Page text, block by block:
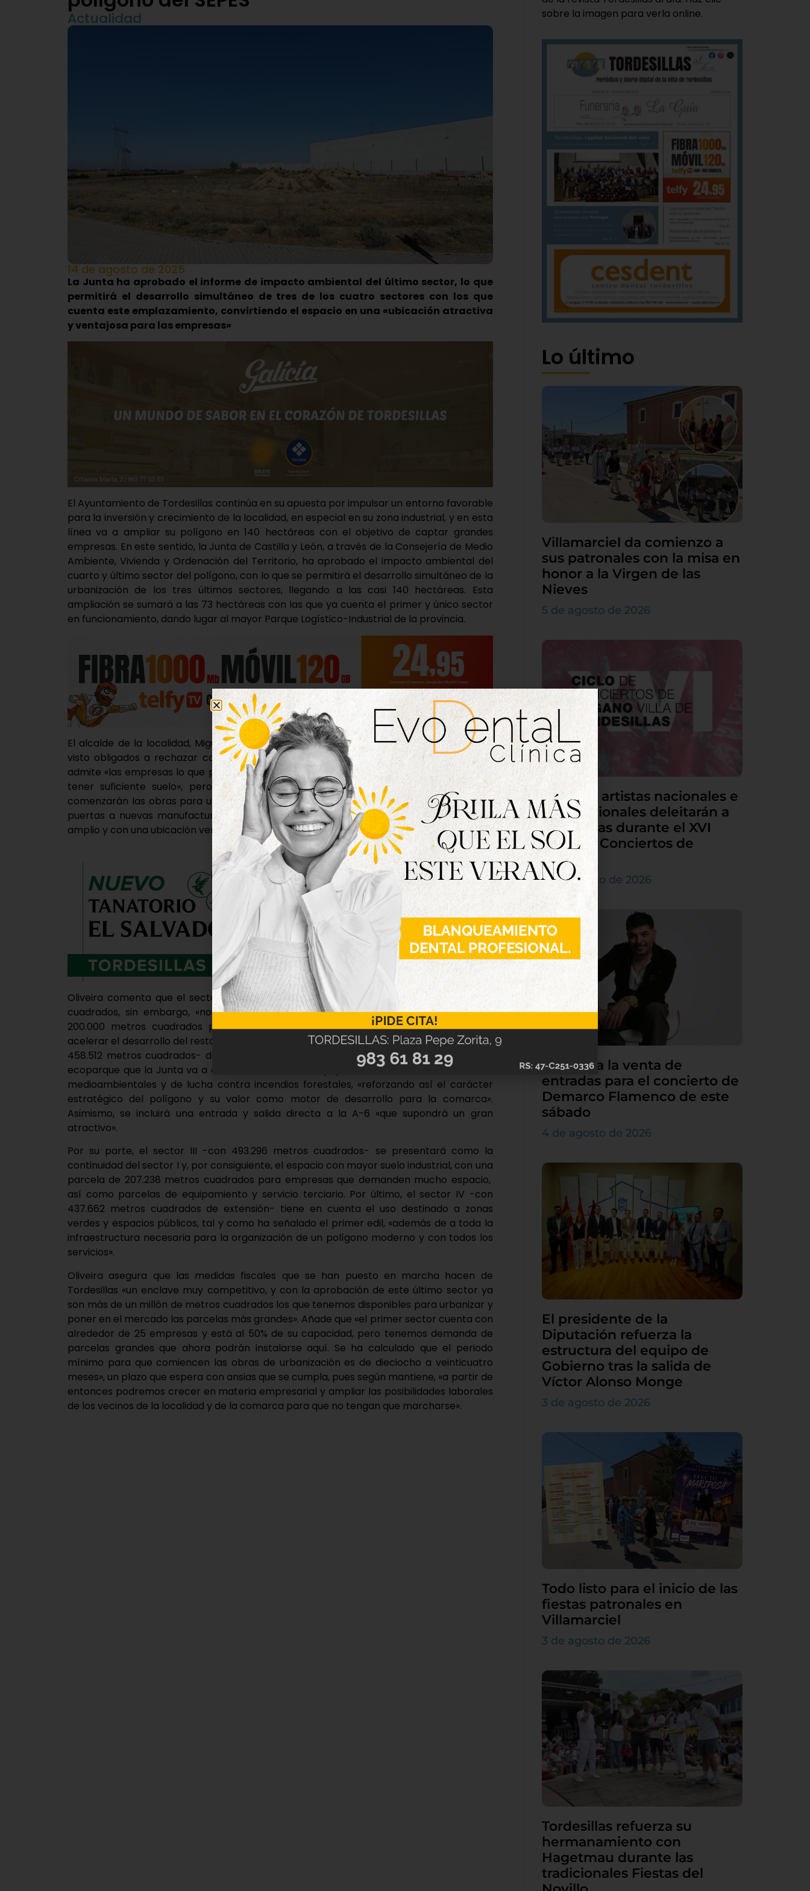
Actualidad
14 de agosto de 2025
La Junta ha aprobado el informe de impacto ambiental del último sector, lo que
permitirá el desarrollo simultáneo de tres de los cuatro sectores con los que
cuenta este emplazamiento, convirtiendo el espacio en una «ubicación atractiva
y ventajosa para las empresas»
El Ayuntamiento de Tordesillas continúa en su apuesta por impulsar un entorno favorable
para la inversión y crecimiento de la localidad, en especial en su zona industrial, y en esta
línea va a ampliar su polígono en 140 hectáreas con el objetivo de captar grandes
empresas. En este sentido, la Junta de Castilla y León, a través de la Consejería de Medio
Ambiente, Vivienda y Ordenación del Territorio, ha aprobado el impacto ambiental del
cuarto y último sector del polígono, con lo que se permitirá el desarrollo simultáneo de la
urbanización de los tres últimos sectores, llegando a las casi 140 hectáreas. Esta
ampliación se sumará a las 73 hectáreas con las que ya cuenta el primer y único sector
en funcionamiento, dando lugar al mayor Parque Logístico-Industrial de la provincia.
El alcalde de la localidad, Miguel Ángel Oliveira, explica que en varias ocasiones se han
visto obligados a rechazar contratos por la falta de espacio disponible, ya que según
admite «las empresas lo que piden son grandes espacios y hemos perdido varias por no
tener suficiente suelo», pero a partir de ahora eso va a cambiar, pues en breve
comenzarán las obras para urbanizar los tres últimos sectores del SEPES y abrir así las
puertas a nuevas manufacturas, ya que desde ese momento «tendremos un polígono
amplio y con una ubicación ventajosa».
Oliveira comenta que el sector I cuenta con parcelas de entre 1.000 y 40.000 metros
cuadrados, sin embargo, «nos han presentado propuestas que necesitaban más de
200.000 metros cuadrados para su actividad, lo que ha hecho que tengamos que
acelerar el desarrollo del resto de sectores». Por ello, según ha anunciado, el sector II -de
458.512 metros cuadrados- destinará su superficie a la actividad logística, además del
ecoparque que la Junta va a construir en esta zona y que tendrá una base de servicios
medioambientales y de lucha contra incendios forestales, «reforzando así el carácter
estratégico del polígono y su valor como motor de desarrollo para la comarca».
Asimismo, se incluirá una entrada y salida directa a la A-6 «que supondrá un gran
atractivo».
Por su parte, el sector III -con 493.296 metros cuadrados- se presentará como la
continuidad del sector I y, por consiguiente, el espacio con mayor suelo industrial, con una
parcela de 207.238 metros cuadrados para empresas que demanden mucho espacio,
así como parcelas de equipamiento y servicio terciario. Por último, el sector IV -con
437.662 metros cuadrados de extensión- tiene en cuenta el uso destinado a zonas
verdes y espacios públicos, tal y como ha señalado el primer edil, «además de a toda la
infraestructura necesaria para la organización de un polígono moderno y con todos los
servicios».
Oliveira asegura que las medidas fiscales que se han puesto en marcha hacen de
Tordesillas «un enclave muy competitivo, y con la aprobación de este último sector ya
son más de un millón de metros cuadrados los que tenemos disponibles para urbanizar y
poner en el mercado las parcelas más grandes». Añade que «el primer sector cuenta con
alrededor de 25 empresas y está al 50% de su capacidad, pero tenemos demanda de
parcelas grandes que ahora podrán instalarse aquí. Se ha calculado que el periodo
mínimo para que comiencen las obras de urbanización es de dieciocho a veinticuatro
meses», un plazo que espera con ansias que se cumpla, pues según mantiene, «a partir de
entonces podremos crecer en materia empresarial y ampliar las posibilidades laborales
de los vecinos de la localidad y de la comarca para que no tengan que marcharse».
sobre la imagen para verla online.
Lo último
Villamarciel da comienzo a
sus patronales con la misa en
honor a la Virgen de las
Nieves
5 de agosto de 2026
Grandes artistas nacionales e
internacionales deleitarán a
Tordesillas durante el XVI
Ciclo de Conciertos de
Órgano
4 de agosto de 2026
Continúa la venta de
entradas para el concierto de
Demarco Flamenco de este
sábado
4 de agosto de 2026
El presidente de la
Diputación refuerza la
estructura del equipo de
Gobierno tras la salida de
Víctor Alonso Monge
3 de agosto de 2026
Todo listo para el inicio de las
fiestas patronales en
Villamarciel
3 de agosto de 2026
Tordesillas refuerza su
hermanamiento con
Hagetmau durante las
tradicionales Fiestas del